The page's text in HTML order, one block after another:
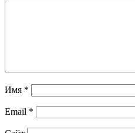
Имя *
Email *